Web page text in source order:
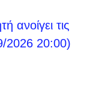
τις
2026 20:00)